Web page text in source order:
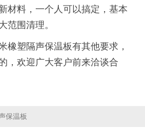
材料，一个人可以搞定，基本
范围清理。
橡塑隔声保温板有其他要求，
，欢迎广大客户前来洽谈合
保温板